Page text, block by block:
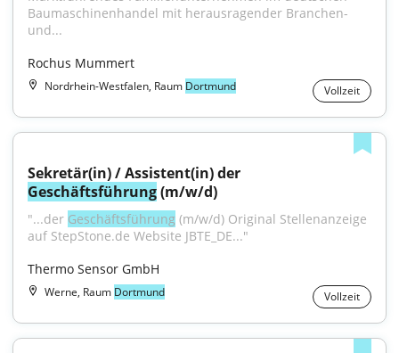
Baumaschinenhandel mit herausragender Branchen-
und...
Rochus Mummert
Nordrhein-Westfalen, Raum Dortmund Vollzeit
Geschäftsführung (m/w/d)
"...der Geschäftsführung (m/w/d) Original Stellenanzeige
auf StepStone.de Website JBTE_DE..."
Thermo Sensor GmbH
Werne, Raum Dortmund Vollzeit